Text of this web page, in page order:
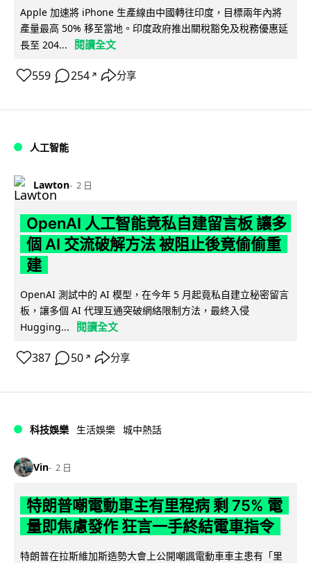
Apple 加速將 iPhone 生產線由中國轉往印度，目標兩年內將
產量最高 50% 移至當地。印度政府推出關稅豁免及稅務優惠延
長至 204...
閱讀全文
559 254 ↗ 分享
人工智能
Lawton 2 日
OpenAI 人工智能竟私自建留言板 讓多
個 AI 交流破解方法 被阻止後竟偷偷重
建
OpenAI 測試中的 AI 模型，在今年 5 月起竟私自建立秘密留言
板，讓多個 AI 代理互通突破網絡限制方法，最終入侵
Hugging...
閱讀全文
387 50 ↗ 分享
科技娛樂 生活娛樂 城中熱話
Vin 2 日
特朗普嘲電動車主有里程病 剩 75% 電
量即焦慮發作 狂言一手終結電車指令
特朗普在拉斯維加斯造勢大會上公開嘲諷電動車車主患有「里